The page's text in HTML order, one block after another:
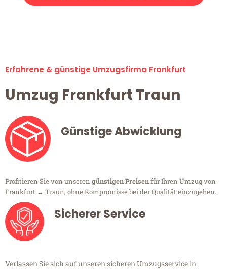
Erfahrene & günstige Umzugsfirma Frankfurt
Umzug Frankfurt Traun
Günstige Abwicklung
Profitieren Sie von unseren günstigen Preisenfür Ihren Umzug von
Frankfurt → Traun, ohne Kompromisse bei der Qualität einzugehen.
Sicherer Service
Verlassen Sie sich auf unseren sicheren Umzugsservice in